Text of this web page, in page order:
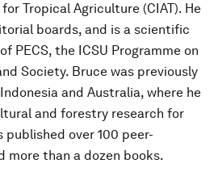
Tropical Agriculture (CIAT). He
boards, and is a scientific
PECS, the ICSU Programme on
Society. Bruce was previously
and Australia, where he
and forestry research for
published over 100 peer-
more than a dozen books.